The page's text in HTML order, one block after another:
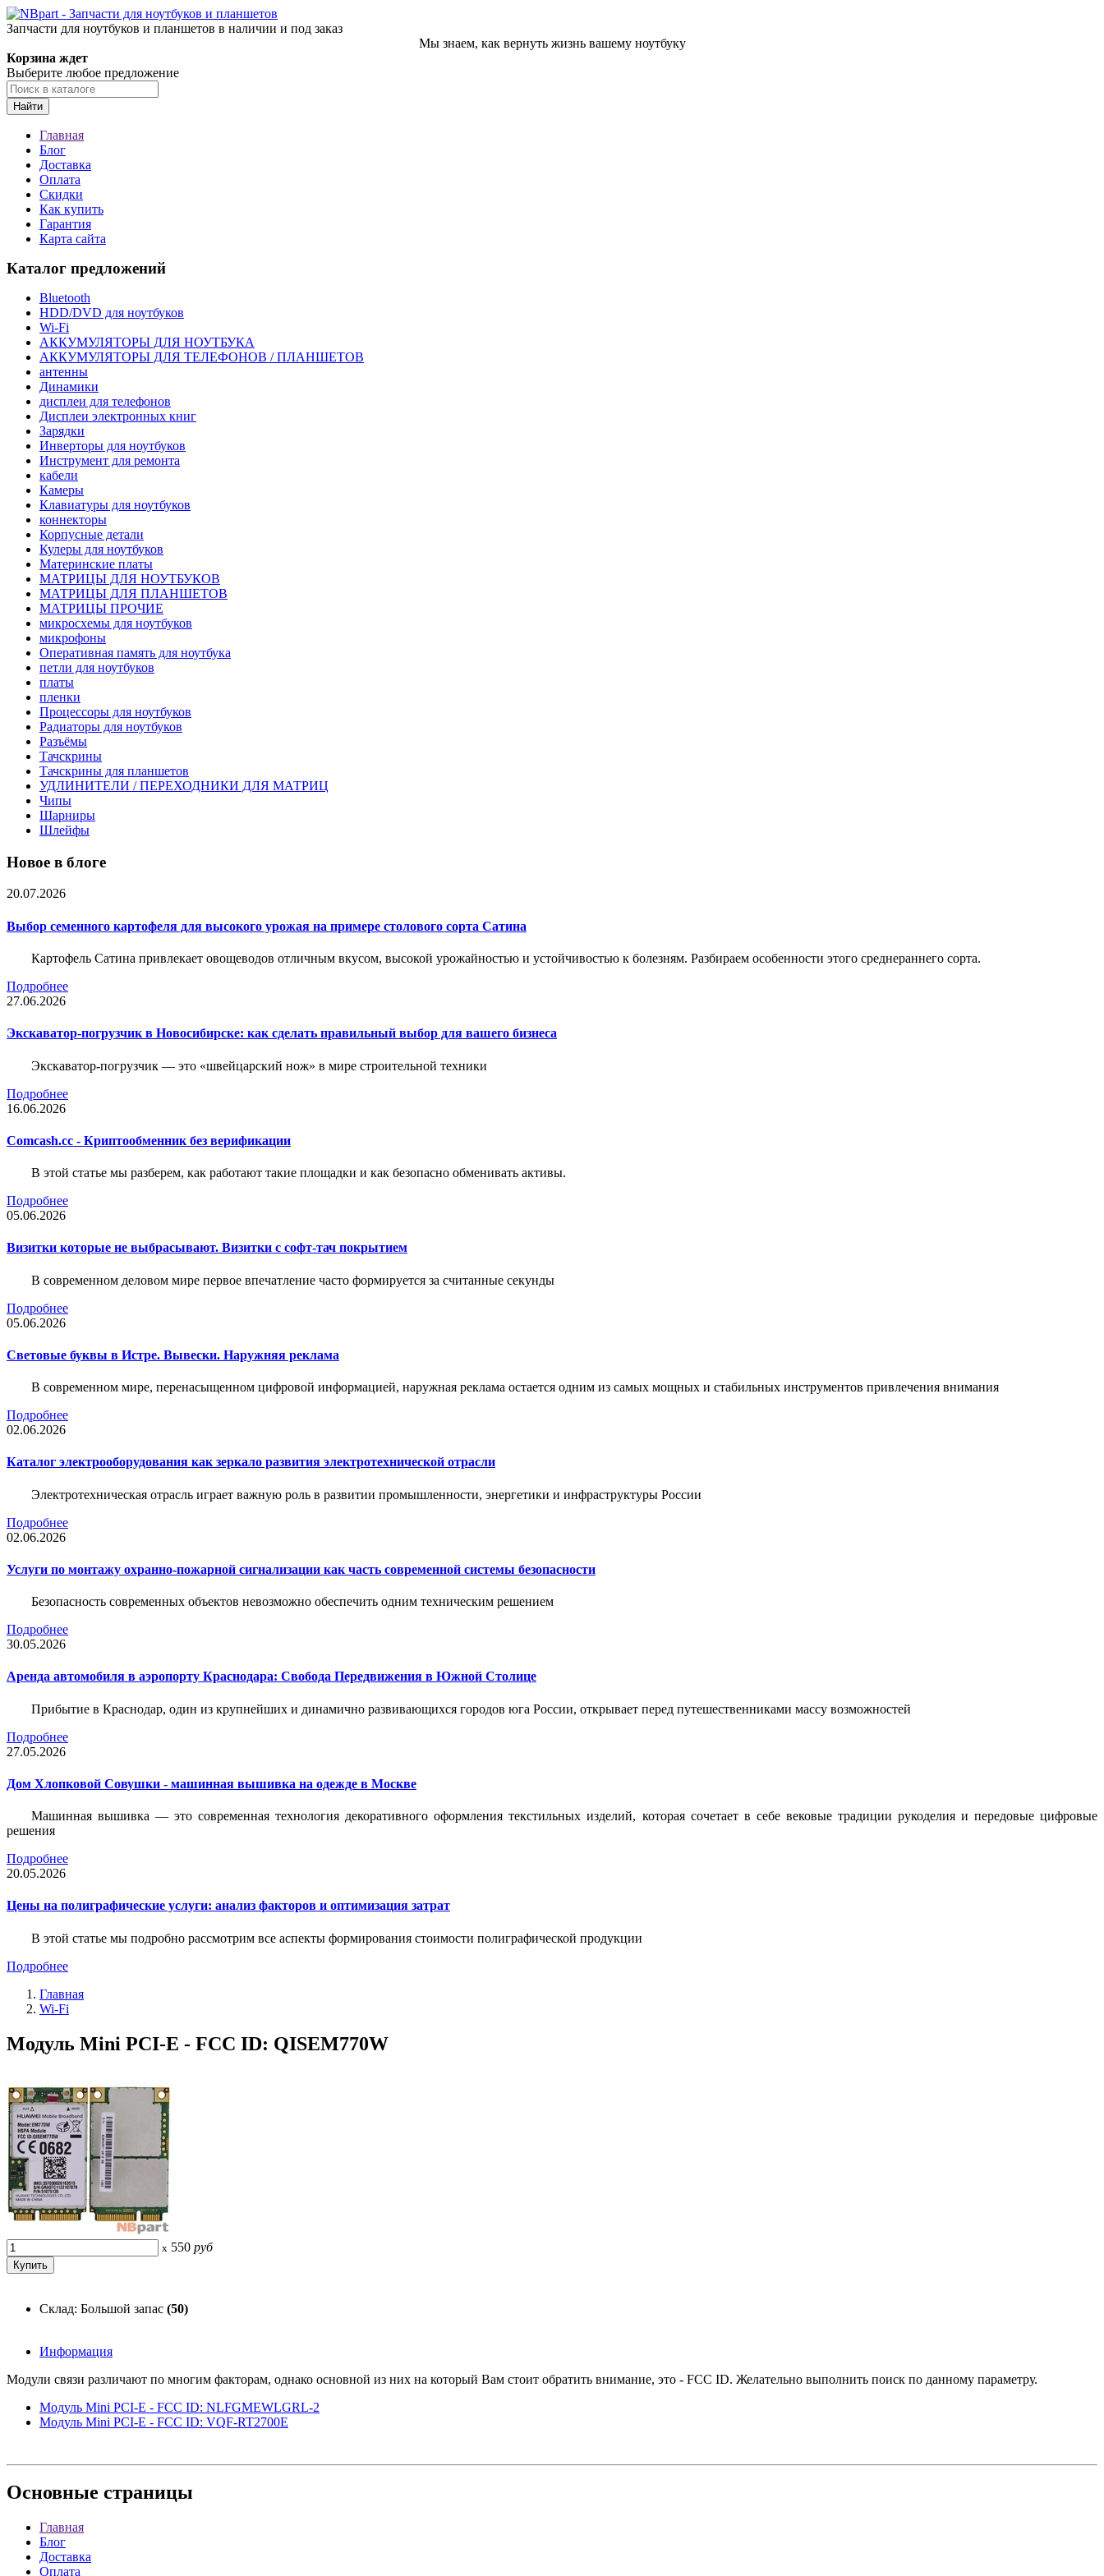
Запчасти для ноутбуков и планшетов в наличии и под заказ
Мы знаем, как вернуть жизнь вашему ноутбуку
Корзина ждет
Выберите любое предложение
Найти
Главная
Блог
Доставка
Оплата
Скидки
Как купить
Гарантия
Карта сайта
Каталог предложений
Bluetooth
HDD/DVD для ноутбуков
Wi-Fi
АККУМУЛЯТОРЫ ДЛЯ НОУТБУКА
АККУМУЛЯТОРЫ ДЛЯ ТЕЛЕФОНОВ / ПЛАНШЕТОВ
антенны
Динамики
дисплеи для телефонов
Дисплеи электронных книг
Зарядки
Инверторы для ноутбуков
Инструмент для ремонта
кабели
Камеры
Клавиатуры для ноутбуков
коннекторы
Корпусные детали
Кулеры для ноутбуков
Материнские платы
МАТРИЦЫ ДЛЯ НОУТБУКОВ
МАТРИЦЫ ДЛЯ ПЛАНШЕТОВ
МАТРИЦЫ ПРОЧИЕ
микросхемы для ноутбуков
микрофоны
Оперативная память для ноутбука
петли для ноутбуков
платы
пленки
Процессоры для ноутбуков
Радиаторы для ноутбуков
Разъёмы
Тачскрины
Тачскрины для планшетов
УДЛИНИТЕЛИ / ПЕРЕХОДНИКИ ДЛЯ МАТРИЦ
Чипы
Шарниры
Шлейфы
Новое в блоге
20.07.2026
Выбор семенного картофеля для высокого урожая на примере столового сорта Сатина
Картофель Сатина привлекает овощеводов отличным вкусом, высокой урожайностью и устойчивостью к болезням. Разбираем особенности этого среднераннего сорта.
Подробнее
27.06.2026
Экскаватор-погрузчик в Новосибирске: как сделать правильный выбор для вашего бизнеса
Экскаватор-погрузчик — это «швейцарский нож» в мире строительной техники
Подробнее
16.06.2026
Comcash.cc - Криптообменник без верификации
В этой статье мы разберем, как работают такие площадки и как безопасно обменивать активы.
Подробнее
05.06.2026
Визитки которые не выбрасывают. Визитки с софт-тач покрытием
В современном деловом мире первое впечатление часто формируется за считанные секунды
Подробнее
05.06.2026
Световые буквы в Истре. Вывески. Наружняя реклама
В современном мире, перенасыщенном цифровой информацией, наружная реклама остается одним из самых мощных и стабильных инструментов привлечения внимания
Подробнее
02.06.2026
Каталог электрооборудования как зеркало развития электротехнической отрасли
Электротехническая отрасль играет важную роль в развитии промышленности, энергетики и инфраструктуры России
Подробнее
02.06.2026
Услуги по монтажу охранно-пожарной сигнализации как часть современной системы безопасности
Безопасность современных объектов невозможно обеспечить одним техническим решением
Подробнее
30.05.2026
Аренда автомобиля в аэропорту Краснодара: Свобода Передвижения в Южной Столице
Прибытие в Краснодар, один из крупнейших и динамично развивающихся городов юга России, открывает перед путешественниками массу возможностей
Подробнее
27.05.2026
Дом Хлопковой Совушки - машинная вышивка на одежде в Москве
Машинная вышивка — это современная технология декоративного оформления текстильных изделий, которая сочетает в себе вековые традиции рукоделия и передовые цифровые
решения
Подробнее
20.05.2026
Цены на полиграфические услуги: анализ факторов и оптимизация затрат
В этой статье мы подробно рассмотрим все аспекты формирования стоимости полиграфической продукции
Подробнее
Главная
Wi-Fi
Модуль Mini PCI-E - FCC ID: QISEM770W
x 550 руб
Склад: Большой запас (50)
Информация
Модули связи различают по многим факторам, однако основной из них на который Вам стоит обратить внимание, это - FCC ID. Желательно выполнить поиск по данному параметру.
Модуль Mini PCI-E - FCC ID: NLFGMEWLGRL-2
Модуль Mini PCI-E - FCC ID: VQF-RT2700E
Основные страницы
Главная
Блог
Доставка
Оплата